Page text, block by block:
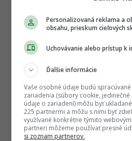
Personalizovaná reklama a
obsahu, prieskum cieľových
Uchovávanie alebo prístup k
Ďalšie informácie
Vaše osobné údaje budú
zariadenia (súbory cookie,
údaje o zariadení) môžu byť
225 partnermi a môžu s nimi byť
využívané konkrétne týmito
partneri môžeme používať presné
si zoznam partnerov.